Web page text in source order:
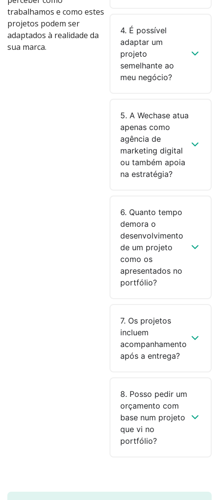
trabalhamos e como estes
projetos podem ser
adaptados à realidade da
sua marca.
4. É possível
adaptar um
projeto
semelhante ao
meu negócio?
5. A Wechase atua
apenas como
agência de
marketing digital
ou também apoia
na estratégia?
6. Quanto tempo
demora o
desenvolvimento
de um projeto
como os
apresentados no
portfólio?
7. Os projetos
incluem
acompanhamento
após a entrega?
8. Posso pedir um
orçamento com
base num projeto
que vi no
portfólio?